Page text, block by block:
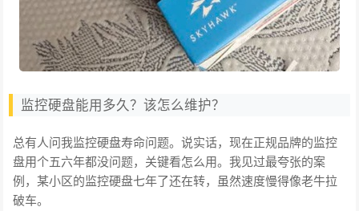
监控硬盘能用多久？该怎么维护？
总有人问我监控硬盘寿命问题。说实话，现在正规品牌的监控
盘用个五六年都没问题，关键看怎么用。我见过最夸张的案
例，某小区的监控硬盘七年了还在转，虽然速度慢得像老牛拉
破车。